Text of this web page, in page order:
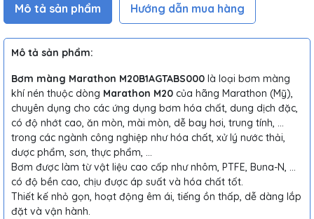
Mô tả sản phẩm Hướng dẫn mua hàng
Mô tả sản phẩm:
Bơm màng Marathon M20B1AGTABS000 là loại bơm màng
khí nén thuộc dòng Marathon M20 của hãng Marathon (Mỹ),
chuyên dụng cho các ứng dụng bơm hóa chất, dung dịch đặc,
có độ nhớt cao, ăn mòn, mài mòn, dễ bay hơi, trung tính, ...
trong các ngành công nghiệp như hóa chất, xử lý nước thải,
dược phẩm, sơn, thực phẩm, ...
Bơm được làm từ vật liệu cao cấp như nhôm, PTFE, Buna-N, ...
có độ bền cao, chịu được áp suất và hóa chất tốt.
Thiết kế nhỏ gọn, hoạt động êm ái, tiếng ồn thấp, dễ dàng lắp
đặt và vận hành.